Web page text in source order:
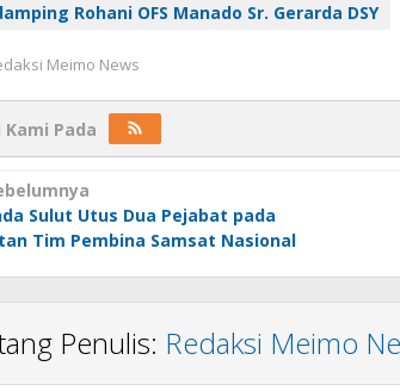
Rohani OFS Manado Sr. Gerarda DSY
Meimo News
Pada
Sulut Utus Dua Pejabat pada
Tim Pembina Samsat Nasional
Penulis: Redaksi Meimo